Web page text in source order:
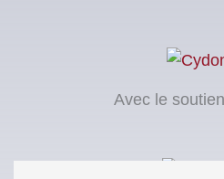
Avec le